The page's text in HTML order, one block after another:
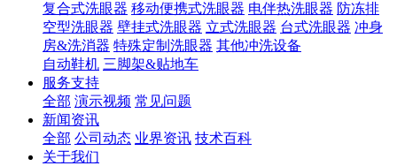
复合式洗眼器 移动便携式洗眼器 电伴热洗眼器 防冻排
空型洗眼器 壁挂式洗眼器 立式洗眼器 台式洗眼器 冲身
房&洗消器 特殊定制洗眼器 其他冲洗设备
自动鞋机 三脚架&贴地车
服务支持
全部 演示视频 常见问题
新闻资讯
全部 公司动态 业界资讯 技术百科
关于我们